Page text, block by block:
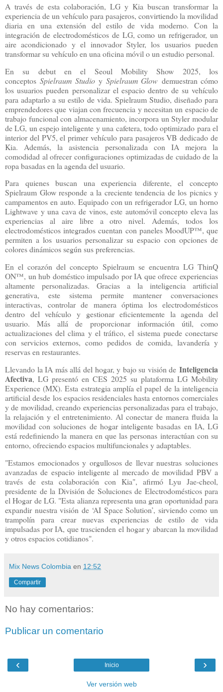
A través de esta colaboración, LG y Kia buscan transformar la
experiencia de un vehículo para pasajeros, convirtiendo la movilidad
diaria en una extensión del estilo de vida moderno. Con la
integración de electrodomésticos de LG, como un refrigerador, un
aire acondicionado y el innovador Styler, los usuarios pueden
transformar su vehículo en una oficina móvil o un estudio personal.
En su debut en el Seoul Mobility Show 2025, los
conceptosSpielraum StudioySpielraum Glow demuestran cómo
los usuarios pueden personalizar el espacio dentro de su vehículo
para adaptarlo a su estilo de vida. Spielraum Studio, diseñado para
emprendedores que viajan con frecuencia y necesitan un espacio de
trabajo funcional con almacenamiento, incorpora un Styler modular
de LG, un espejo inteligente y una cafetera, todo optimizado para el
interior del PV5, el primer vehículo para pasajeros VB dedicado de
Kia. Además, la asistencia personalizada con IA mejora la
comodidad al ofrecer configuraciones optimizadas de cuidado de la
ropa basadas en la agenda del usuario.
Para quienes buscan una experiencia diferente, el concepto
Spielraum Glow responde a la creciente tendencia de los picnics y
campamentos en auto. Equipado con un refrigerador LG, un horno
Lightwave y una cava de vinos, este automóvil concepto eleva las
experiencias al aire libre a otro nivel. Además, todos los
electrodomésticos integrados cuentan con paneles MoodUP™, que
permiten a los usuarios personalizar su espacio con opciones de
colores dinámicos según sus preferencias.
En el corazón del concepto Spielraum se encuentra LG ThinQ
ON™, un hub doméstico impulsado por IA que ofrece experiencias
altamente personalizadas. Gracias a la inteligencia artificial
generativa, este sistema permite mantener conversaciones
interactivas, controlar de manera óptima los electrodomésticos
dentro del vehículo y gestionar eficientemente la agenda del
usuario. Más allá de proporcionar información útil, como
actualizaciones del clima y el tráfico, el sistema puede conectarse
con servicios externos, como pedidos de comida, lavandería y
reservas en restaurantes.
Llevando la IA más allá del hogar, y bajo su visión de Inteligencia
Afectiva, LG presentó en CES 2025 su plataforma LG Mobility
Experience (MX). Esta estrategia amplía el papel de la inteligencia
artificial desde los espacios residenciales hasta entornos comerciales
y de movilidad, creando experiencias personalizadas para el trabajo,
la relajación y el entretenimiento. Al conectar de manera fluida la
movilidad con soluciones de hogar inteligente basadas en IA, LG
está redefiniendo la manera en que las personas interactúan con su
entorno, ofreciendo espacios multifuncionales y adaptables.
"Estamos emocionados y orgullosos de llevar nuestras soluciones
avanzadas de espacio inteligente al mercado de movilidad PBV a
través de esta colaboración con Kia", afirmó Lyu Jae-cheol,
presidente de la División de Soluciones de Electrodomésticos para
el Hogar de LG. "Esta alianza representa una gran oportunidad para
expandir nuestra visión de ‘AI Space Solution’, sirviendo como un
trampolín para crear nuevas experiencias de estilo de vida
impulsadas por IA, que trascienden el hogar y abarcan la movilidad
y otros espacios cotidianos".
Mix News Colombia en 12:52
Compartir
No hay comentarios:
Publicar un comentario
‹ ›
Inicio
Ver versión web